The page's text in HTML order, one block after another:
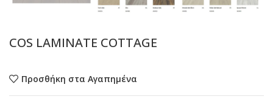
COS LAMINATE COTTAGE
Προσθήκη στα Αγαπημένα